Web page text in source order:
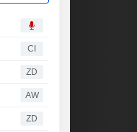
CI
ZD
AW
ZD